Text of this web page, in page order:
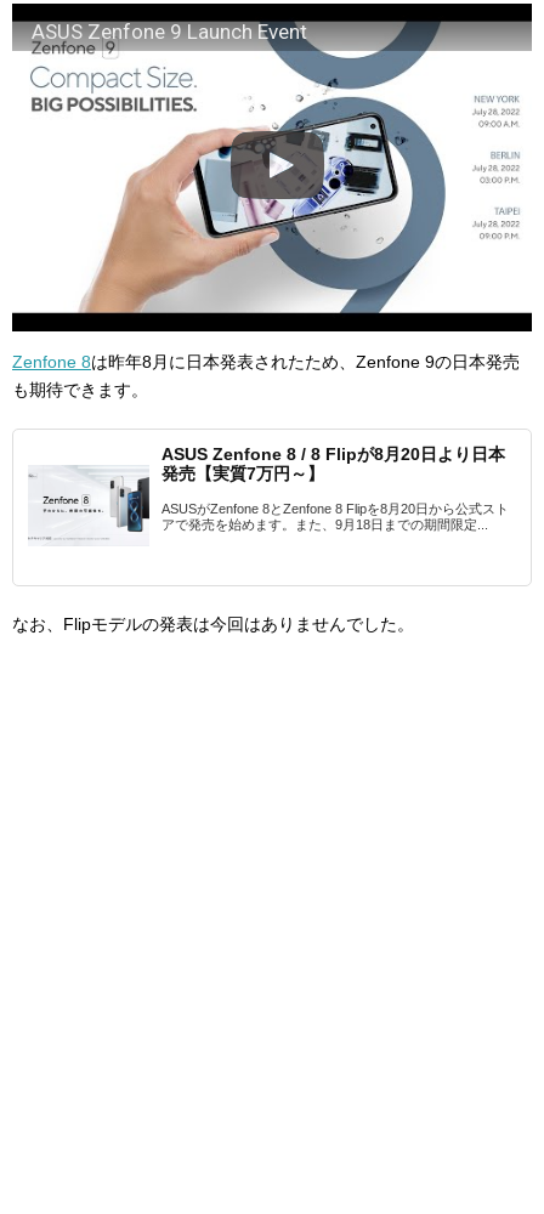
ASUS Zenfone 9 Launch Event
Zenfone 8は昨年8月に日本発表されたため、Zenfone 9の日本発売
も期待できます。
ASUS Zenfone 8 / 8 Flipが8月20日より日本
発売【実質7万円～】
ASUSがZenfone 8とZenfone 8 Flipを8月20日から公式スト
アで発売を始めます。また、9月18日までの期間限定...
なお、Flipモデルの発表は今回はありませんでした。